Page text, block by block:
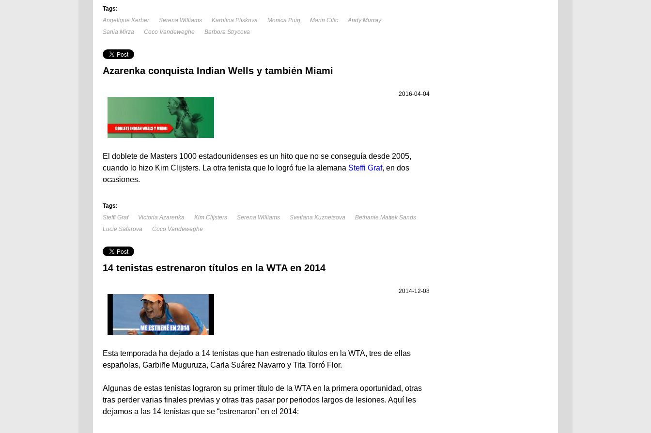
Tags:
Angelique Kerber
Serena Williams Karolina Pliskova Monica Puig Marin Cilic
Andy Murray
Sania Mirza
Coco Vandeweghe Barbora Strycova
Azarenka conquista Indian Wells y también Miami
2016-04-04
El doblete de Masters 1000 estadounidenses es un hito que no se conseguía desde 2005,
cuando lo hizo Kim Clijsters. La otra tenista que lo logró fue la alemana Steffi Graf, en dos
ocasiones.
Tags:
Steffi Graf
Victoria Azarenka Kim Clijsters Serena Williams Svetlana Kuznetsova
Bethanie Mattek Sands
Lucie Safarova
Coco Vandeweghe
14 tenistas estrenaron títulos en la WTA en 2014
2014-12-08
Esta temporada ha dejado a 14 tenistas que han estrenado títulos en la WTA, tres de ellas
españolas, Garbiñe Muguruza, Carla Suárez Navarro y Tita Torró Flor.
Algunas de estas tenistas lograron su primer título de la WTA en la primera oportunidad, otras
tras perder varias finales previas y otras tras pasar por periodos largos de lesiones. Aquí les
dejamos a las 14 tenistas que se “estrenaron” en el 2014: